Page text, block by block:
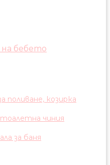
на бебето
поливане, козирка
чиния
за баня